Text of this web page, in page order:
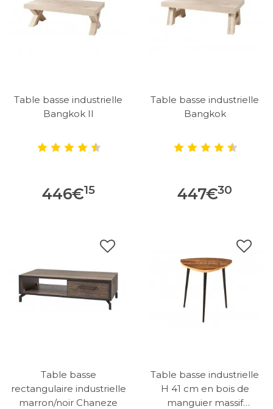
Table basse industrielle
Bangkok II
446€15
Table basse industrielle
Bangkok
447€30
Table basse
rectangulaire industrielle
marron/noir Chaneze
Table basse industrielle
H 41 cm en bois de
manguier massif